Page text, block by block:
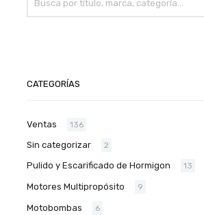
CATEGORÍAS
Ventas 136
Sin categorizar 2
Pulido y Escarificado de Hormigon 13
Motores Multipropósito 9
Motobombas 6